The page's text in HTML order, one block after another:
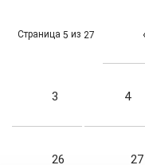
Страница 5 из 27
3 4
26 27